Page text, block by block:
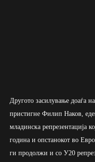
Другото засилување доаѓа
пристигне Филип Наков,
младинска репрезентација
година и опстанокот во
ги продолжи и со У20